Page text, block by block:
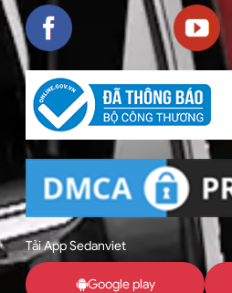
Tải App Sedanviet
Google play